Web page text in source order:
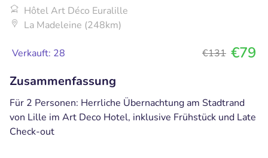
Hôtel Art Déco Euralille
La Madeleine (248km)
Verkauft: 28 €131 €79
Zusammenfassung
Für 2 Personen: Herrliche Übernachtung am Stadtrand
von Lille im Art Deco Hotel, inklusive Frühstück und Late
Check-out